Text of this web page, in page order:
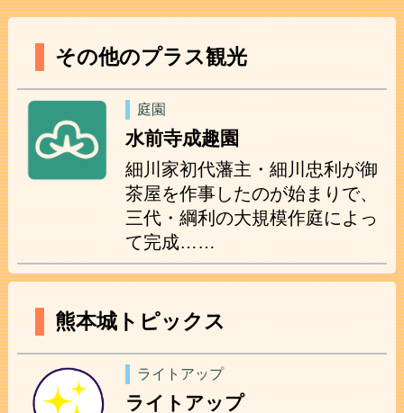
その他のプラス観光
庭園
水前寺成趣園
細川家初代藩主・細川忠利が御
茶屋を作事したのが始まりで、
三代・綱利の大規模作庭によっ
て完成……
熊本城トピックス
ライトアップ
ライトアップ